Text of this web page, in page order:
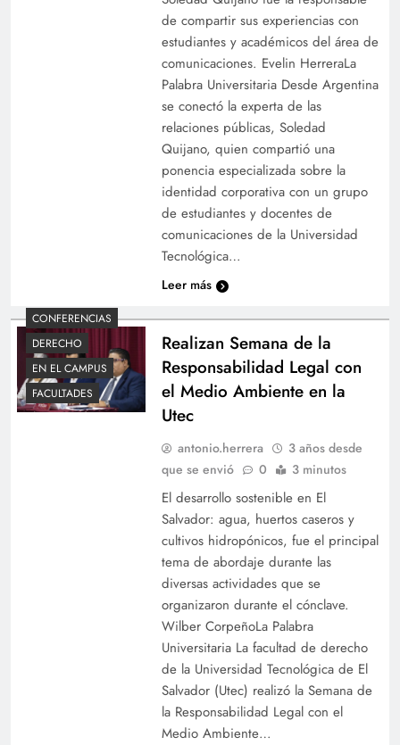
de compartir sus experiencias con
estudiantes y académicos del área de
comunicaciones. Evelin HerreraLa
Palabra Universitaria Desde Argentina
se conectó la experta de las
relaciones públicas, Soledad
Quijano, quien compartió una
ponencia especializada sobre la
identidad corporativa con un grupo
de estudiantes y docentes de
comunicaciones de la Universidad
Tecnológica…
Leer más
CONFERENCIAS
DERECHO
EN EL CAMPUS
FACULTADES
Realizan Semana de la
Responsabilidad Legal con
el Medio Ambiente en la
Utec
antonio.herrera
3 años desde
que se envió
0 3 minutos
El desarrollo sostenible en El
Salvador: agua, huertos caseros y
cultivos hidropónicos, fue el principal
tema de abordaje durante las
diversas actividades que se
organizaron durante el cónclave.
Wilber CorpeñoLa Palabra
Universitaria La facultad de derecho
de la Universidad Tecnológica de El
Salvador (Utec) realizó la Semana de
la Responsabilidad Legal con el
Medio Ambiente…